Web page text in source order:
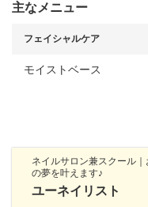
主なメニュー
フェイシャルケア
モイストベース
ネイルサロン兼スクール
の夢を叶えます♪
ユーネイリスト